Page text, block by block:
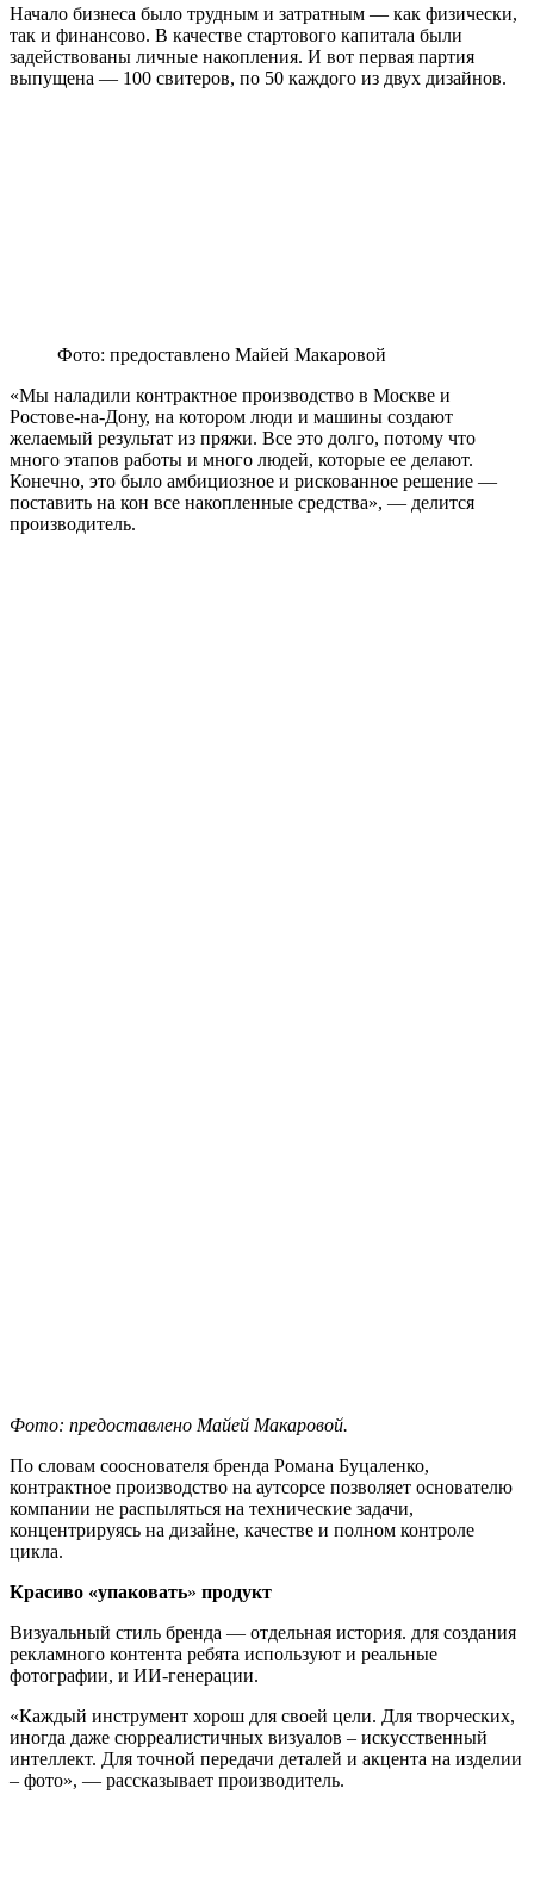
Начало бизнеса было трудным и затратным — как физически,
так и финансово. В качестве стартового капитала были
задействованы личные накопления. И вот первая партия
выпущена — 100 свитеров, по 50 каждого из двух дизайнов.
Фото: предоставлено Майей Макаровой
«Мы наладили контрактное производство в Москве и
Ростове-на-Дону, на котором люди и машины создают
желаемый результат из пряжи. Все это долго, потому что
много этапов работы и много людей, которые ее делают.
Конечно, это было амбициозное и рискованное решение —
поставить на кон все накопленные средства», — делится
производитель.
Фото: предоставлено Майей Макаровой.
По словам сооснователя бренда Романа Буцаленко,
контрактное производство на аутсорсе позволяет основателю
компании не распыляться на технические задачи,
концентрируясь на дизайне, качестве и полном контроле
цикла.
Красиво «упаковать» продукт
Визуальный стиль бренда — отдельная история. для создания
рекламного контента ребята используют и реальные
фотографии, и ИИ-генерации.
«Каждый инструмент хорош для своей цели. Для творческих,
иногда даже сюрреалистичных визуалов – искусственный
интеллект. Для точной передачи деталей и акцента на изделии
– фото», — рассказывает производитель.